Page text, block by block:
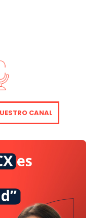
están
a cabo las
que puedan
cumpliendo las
y al
accionistas.
elaboración del
a
de 20
CANAL